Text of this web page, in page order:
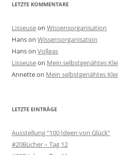
LETZTE KOMMENTARE
Lisseuseon Wissensorganisation
Hanson Wissensorganisation
Hanson Vollgas
Lisseuseon Mein selbstgenähtes
Annetteon Mein selbstgenähtes
LETZTE EINTRÄGE
Ausstellung “100 Ideen von Glück”
#20Bücher – Tag 12